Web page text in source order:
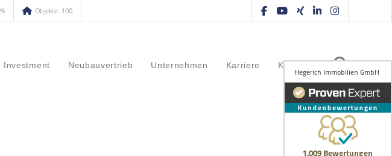
Objekte: 100
Investment Neubauvertrieb Unternehmen Karriere Kontakt